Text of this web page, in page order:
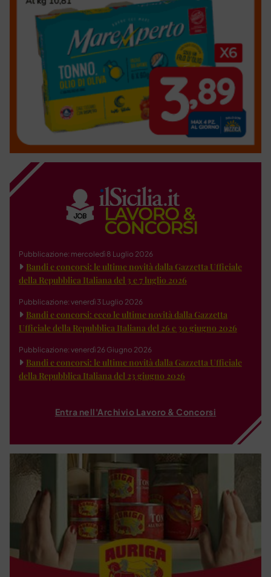
Pubblicazione: mercoledì 8 Luglio 2026
Bandi e concorsi: le ultime novità dalla Gazzetta Ufficiale
della Repubblica Italiana del 3 e 7 luglio 2026
Pubblicazione: venerdì 3 Luglio 2026
Bandi e concorsi: ecco le ultime novità dalla Gazzetta
Ufficiale della Repubblica Italiana del 26 e 30 giugno 2026
Pubblicazione: venerdì 26 Giugno 2026
Bandi e concorsi: le ultime novità dalla Gazzetta Ufficiale
della Repubblica Italiana del 23 giugno 2026
Entra nell'Archivio Lavoro & Concorsi